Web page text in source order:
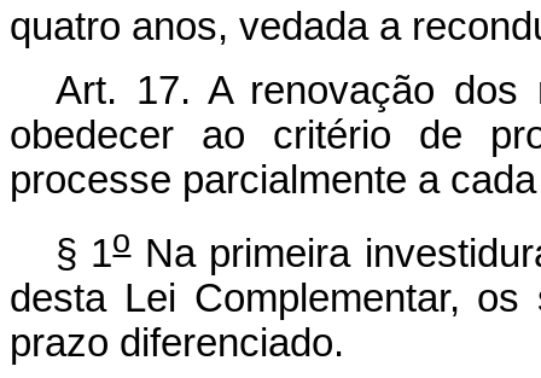
quatro anos, vedada a
Art. 17. A renovação dos
obedecer ao critério de
processe parcialmente a
§ 1oNa primeira
desta Lei Complementar,
prazo diferenciado.